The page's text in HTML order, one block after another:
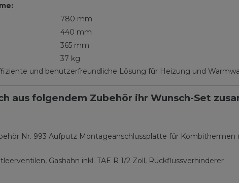
780 mm
440 mm
365 mm
37 kg
und benutzerfreundliche Lösung für Heizung und
aus folgendem Zubehör ihr Wunsch-Set
Nr. 993 Aufputz Montageanschlussplatte für Kombithermen
Gashahn inkl. TAE R 1/2 Zoll, Rückflussverhinderer